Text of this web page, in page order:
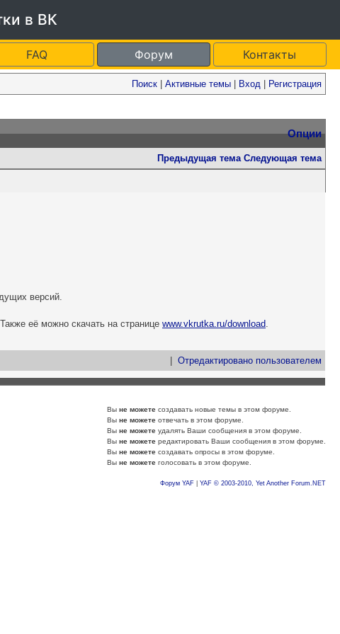
в ВК
FAQ Форум Контакты
Поиск Активные темы Вход Регистрация
Опции
Предыдущая тема Следующая тема
версий.
её можно скачать на странице www.vkrutka.ru/download.
Отредактировано пользователем
Вы не можете создавать новые темы в этом форуме.
Вы не можете отвечать в этом форуме.
Вы не можете удалять Ваши сообщения в этом форуме.
Вы не можете редактировать Ваши сообщения в этом форуме.
Вы не можете создавать опросы в этом форуме.
Вы не можете голосовать в этом форуме.
Форум YAF YAF © 2003-2010, Yet Another Forum.NET